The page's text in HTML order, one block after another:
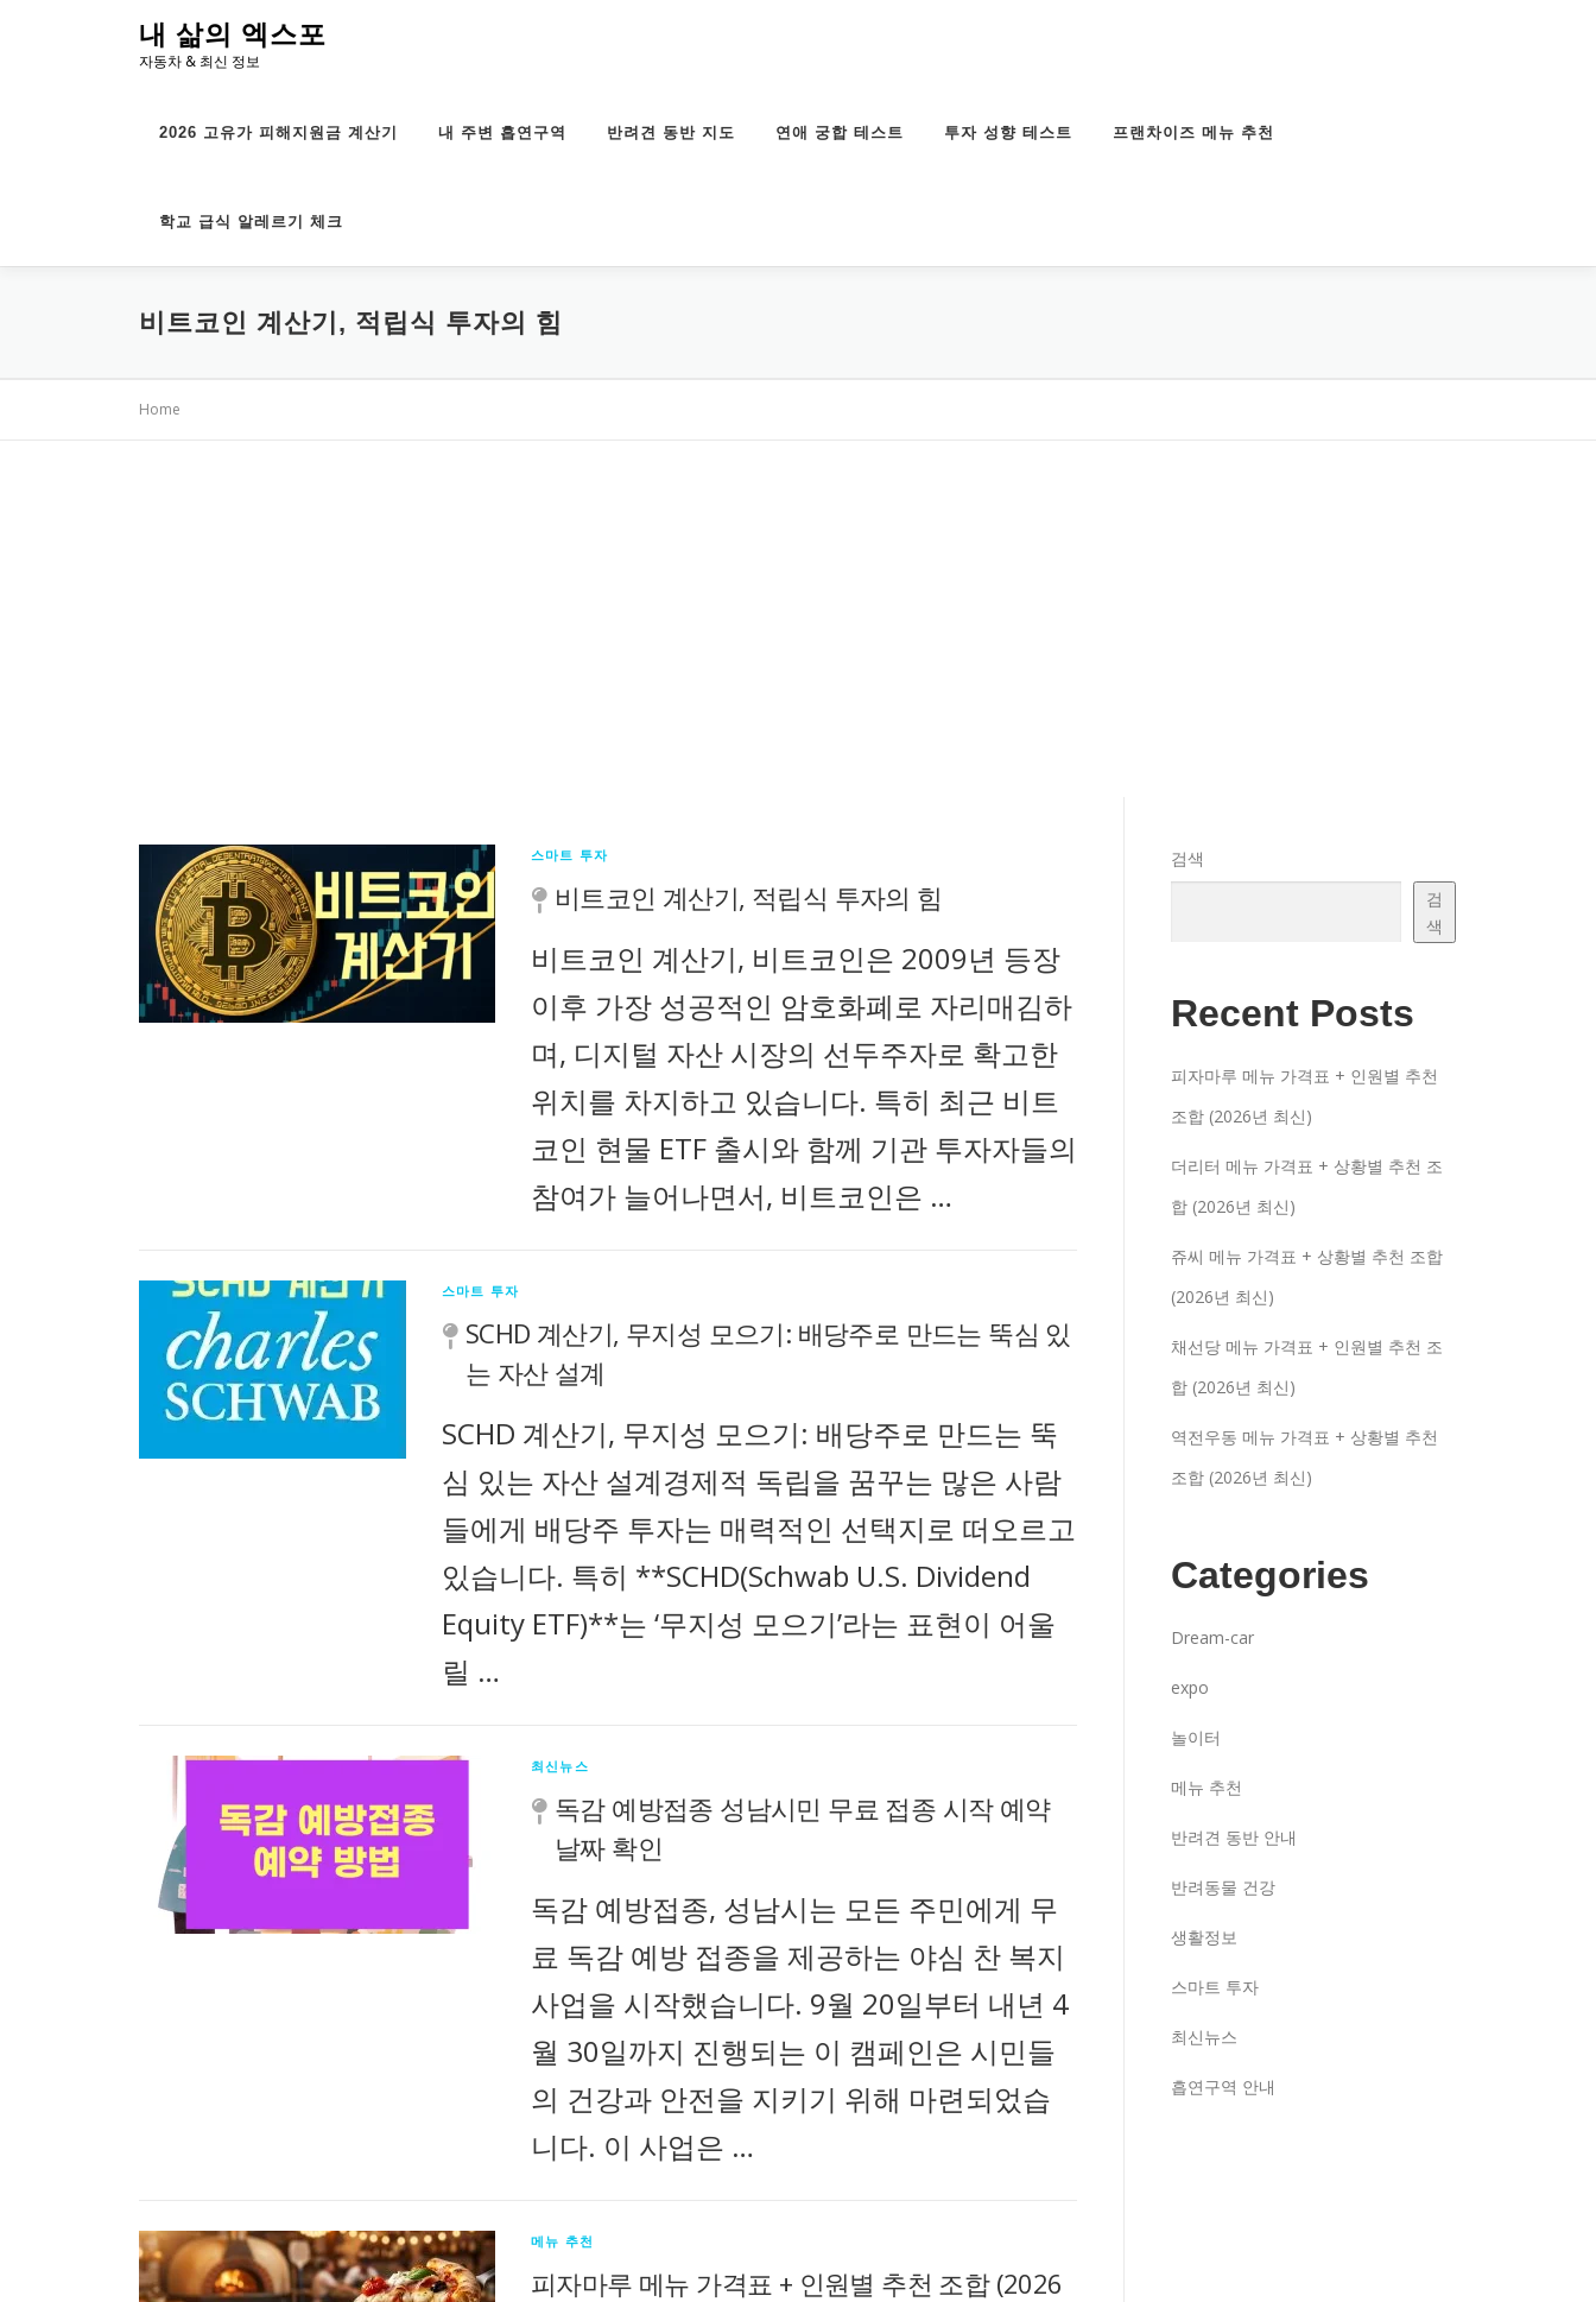
내 삶의 엑스포
자동차 & 최신 정보
2026 고유가 피해지원금 계산기 내 주변 흡연구역 반려견 동반 지도 연애 궁합 테스트 투자 성향 테스트 프랜차이즈 메뉴 추천
학교 급식 알레르기 체크
비트코인 계산기, 적립식 투자의 힘
Home
스마트 투자
비트코인 계산기, 적립식 투자의 힘
비트코인 계산기, 비트코인은 2009년 등장
이후 가장 성공적인 암호화폐로 자리매김하
며, 디지털 자산 시장의 선두주자로 확고한
위치를 차지하고 있습니다. 특히 최근 비트
코인 현물 ETF 출시와 함께 기관 투자자들의
참여가 늘어나면서, 비트코인은 …
스마트 투자
SCHD 계산기, 무지성 모으기: 배당주로 만드는 뚝심 있
는 자산 설계
SCHD 계산기, 무지성 모으기: 배당주로 만드는 뚝
심 있는 자산 설계경제적 독립을 꿈꾸는 많은 사람
들에게 배당주 투자는 매력적인 선택지로 떠오르고
있습니다. 특히 **SCHD(Schwab U.S. Dividend
Equity ETF)**는 ‘무지성 모으기’라는 표현이 어울
릴 …
최신뉴스
독감 예방접종 성남시민 무료 접종 시작 예약
날짜 확인
독감 예방접종, 성남시는 모든 주민에게 무
료 독감 예방 접종을 제공하는 야심 찬 복지
사업을 시작했습니다. 9월 20일부터 내년 4
월 30일까지 진행되는 이 캠페인은 시민들
의 건강과 안전을 지키기 위해 마련되었습
니다. 이 사업은 …
메뉴 추천
피자마루 메뉴 가격표 + 인원별 추천 조합 (2026
검색
검
색
Recent Posts
피자마루 메뉴 가격표 + 인원별 추천
조합 (2026년 최신)
더리터 메뉴 가격표 + 상황별 추천 조
합 (2026년 최신)
쥬씨 메뉴 가격표 + 상황별 추천 조합
(2026년 최신)
채선당 메뉴 가격표 + 인원별 추천 조
합 (2026년 최신)
역전우동 메뉴 가격표 + 상황별 추천
조합 (2026년 최신)
Categories
Dream-car
expo
놀이터
메뉴 추천
반려견 동반 안내
반려동물 건강
생활정보
스마트 투자
최신뉴스
흡연구역 안내